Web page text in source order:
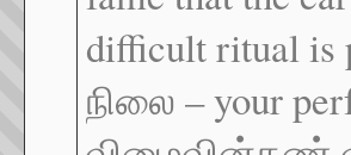
difficult ritual is
நிலை – your